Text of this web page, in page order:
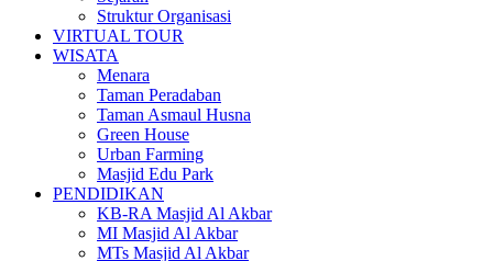
Struktur Organisasi
VIRTUAL TOUR
WISATA
Menara
Taman Peradaban
Taman Asmaul Husna
Green House
Urban Farming
Masjid Edu Park
PENDIDIKAN
KB-RA Masjid Al Akbar
MI Masjid Al Akbar
MTs Masjid Al Akbar